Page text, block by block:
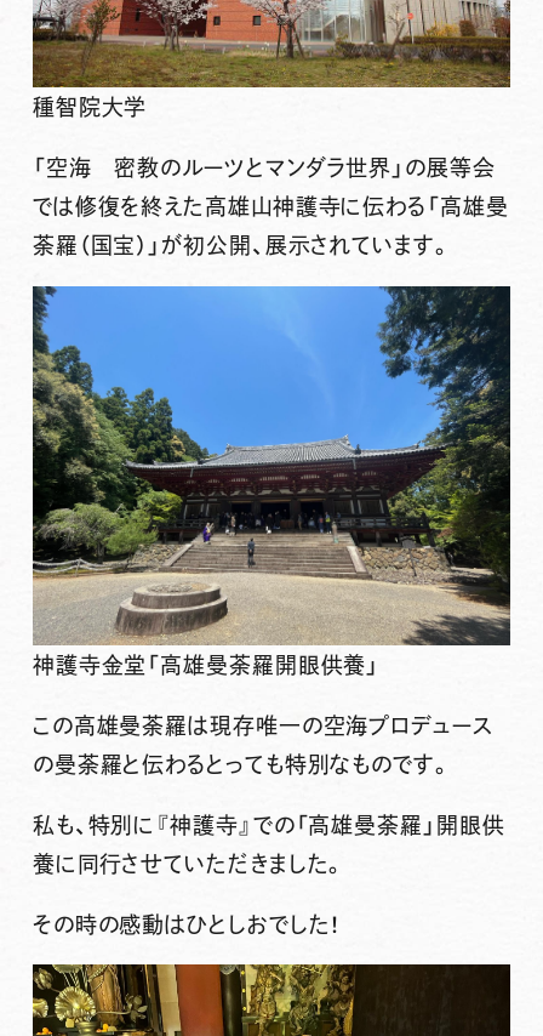
種智院大学
「空海 密教のルーツとマンダラ世界」の展等会
では修復を終えた 高雄山神護寺に伝わる「 高雄曼
荼羅（国宝） 」が初公開、展示されています。
神護寺金堂「高雄曼荼羅開眼供養」
この高雄曼荼羅は現存唯一の空海プロデュース
の曼荼羅と伝わるとっても特別なものです。
私も、特別に『神護寺』での「高雄曼荼羅」開眼供
養に同行させていただきました。
その時の感動はひとしおでした！